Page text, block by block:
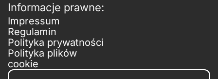
Informacje prawne:
Impressum
Regulamin
Polityka prywatności
Polityka plików
cookie